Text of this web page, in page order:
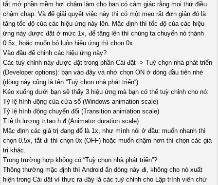
tắt mở phần mềm hơi chậm làm cho bạn có cảm giác rằng mọi thứ điều
chậm chạp. Và để giải quyết việc này thì có một mẹo rất đơn giản đó là
tăng tốc độ của các hiệu ứng này lên. Mặc định thì tốc độ của các hiệu
ứng này được đặt ở mức 1x, để tăng lên thì chúng ta chuyển nó thành
0.5x, hoặc muốn bỏ luôn hiệu ứng thì chọn 0x.
Vào đâu để chỉnh các hiệu ứng này?
Các tuỳ chỉnh này được đặt trong phần Cài đặt -> Tuỳ chọn nhà phát triển
(Developer options): bạn vào đây và nhớ chọn ON ở dòng đầu tiên nhé
(dòng này cũng là tên “Tuỳ chọn nhà phát triển“).
Kéo xuống dưới bạn sẽ thấy 3 hiệu ứng mà bạn có thể tuỳ chỉnh cho nó:
Tỷ lệ hình động của cửa sổ (Windows animation scale)
Tỷ lệ hình động chuyển đổi (Transition animation scale)
T.lệ th.lượng tr.tạo h.đ (Animator duration scale)
Mặc định các giá trị đang để là 1x, như mình nói ở đầu: muốn nhanh thì
chọn 0.5x, tắt đi thì chọn 0x (OFF) hoặc muốn chậm hơn thì chọn các giá
trị khác.
Trong trường hợp không có “Tuỳ chọn nhà phát triển”?
Thông thường mặc định thì Android ẩn dòng này đi, không cho nó xuất
hiện trong Cài đặt vì thực ra đây là các tuỳ chỉnh cho Lập trình viên chứ